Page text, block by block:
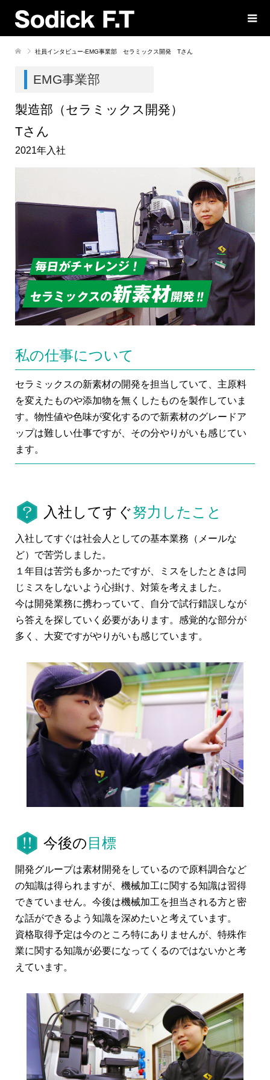
社員インタビュー-EMG事業部 セラミックス開発 Tさん
EMG事業部
製造部（セラミックス開発）
Tさん
2021年入社
私の仕事について
セラミックスの新素材の開発を担当していて、主原料
を変えたものや添加物を無くしたものを製作していま
す。物性値や色味が変化するので新素材のグレードア
ップは難しい仕事ですが、その分やりがいも感じてい
ます。
入社してすぐ努力したこと
入社してすぐは社会人としての基本業務（メールな
ど）で苦労しました。
１年目は苦労も多かったですが、ミスをしたときは同
じミスをしないよう心掛け、対策を考えました。
今は開発業務に携わっていて、自分で試行錯誤しなが
ら答えを探していく必要があります。感覚的な部分が
多く、大変ですがやりがいも感じています。
今後の目標
開発グループは素材開発をしているので原料調合など
の知識は得られますが、機械加工に関する知識は習得
できていません。今後は機械加工を担当される方と密
な話ができるよう知識を深めたいと考えています。
資格取得予定は今のところ特にありませんが、特殊作
業に関する知識が必要になってくるのではないかと考
えています。